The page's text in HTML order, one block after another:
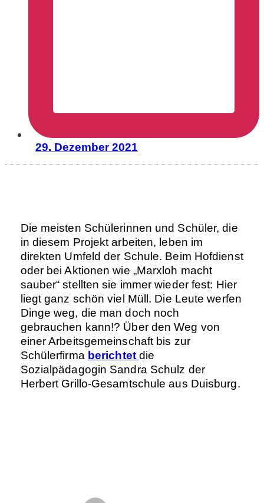
29. Dezember 2021
Die meisten Schülerinnen und Schüler, die
in diesem Projekt arbeiten, leben im
direkten Umfeld der Schule. Beim Hofdienst
oder bei Aktionen wie „Marxloh macht
sauber“ stellten sie immer wieder fest: Hier
liegt ganz schön viel Müll. Die Leute werfen
Dinge weg, die man doch noch
gebrauchen kann!? Über den Weg von
einer Arbeitsgemeinschaft bis zur
Schülerfirma berichtet die
Sozialpädagogin Sandra Schulz der
Herbert Grillo-Gesamtschule aus Duisburg.